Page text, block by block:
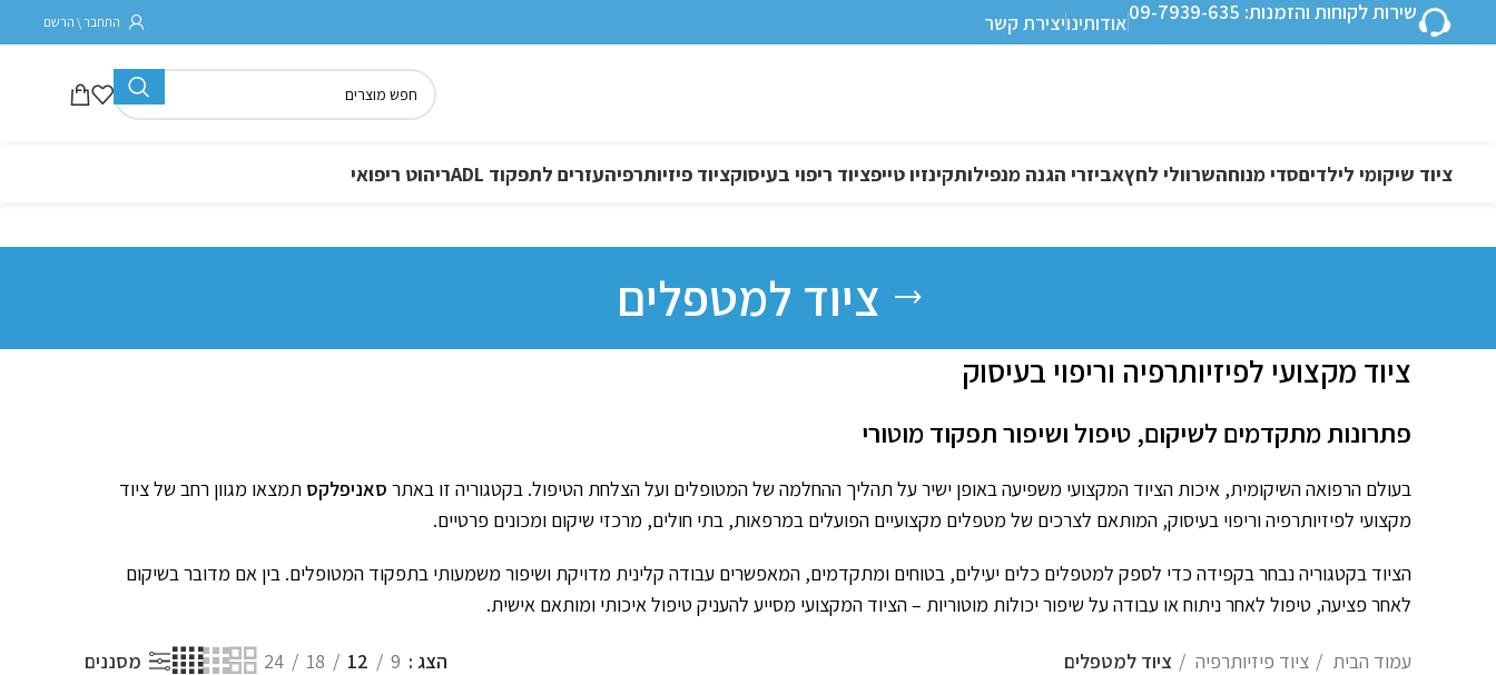
שירות לקוחות והזמנות: 09-7939-635 אודותינויצירת קשר התחבר \ הרשם
ציוד שיקומי לילדיםסדי מנוחהשרוולי לחץאביזרי הגנה מנפילותקינזיו טייפציוד ריפוי בעיסוקציוד פיזיותרפיהעזרים לתפקוד ADL ריהוט ריפואי
ציוד למטפלים
ציוד מקצועי לפיזיותרפיה וריפוי בעיסוק
פתרונות מתקדמים לשיקום, טיפול ושיפור תפקוד מוטורי
בעולם הרפואה השיקומית, איכות הציוד המקצועי משפיעה באופן ישיר על תהליך ההחלמה של המטופלים ועל הצלחת הטיפול. בקטגוריה זו באתר סאניפלקס תמצאו מגוון רחב של ציוד
מקצועי לפיזיותרפיה וריפוי בעיסוק, המותאם לצרכים של מטפלים מקצועיים הפועלים במרפאות, בתי חולים, מרכזי שיקום ומכונים פרטיים.
הציוד בקטגוריה נבחר בקפידה כדי לספק למטפלים כלים יעילים, בטוחים ומתקדמים, המאפשרים עבודה קלינית מדויקת ושיפור משמעותי בתפקוד המטופלים. בין אם מדובר בשיקום
לאחר פציעה, טיפול לאחר ניתוח או עבודה על שיפור יכולות מוטוריות – הציוד המקצועי מסייע להעניק טיפול איכותי ומותאם אישית.
עמוד הבית ציוד פיזיותרפיה ציוד למטפלים הצג 9
12
18
24 מסננים